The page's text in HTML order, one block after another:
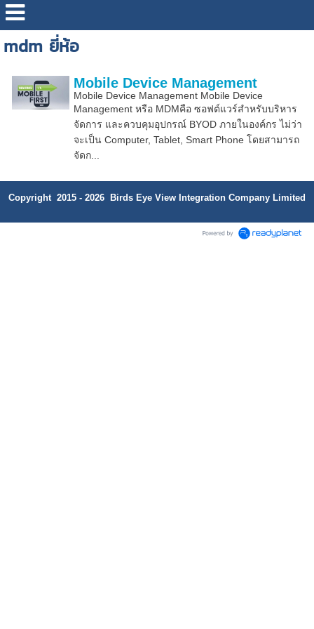
mdm ยี่ห้อ
Mobile Device Management
Mobile Device Management Mobile Device
Management หรือ MDMคือ ซอฟต์แวร์สำหรับบริหาร
จัดการ และควบคุมอุปกรณ์ BYOD ภายในองค์กร ไม่ว่า
จะเป็น Computer, Tablet, Smart Phone โดยสามารถ
จัดก...
Copyright 2015 - 2026 Birds Eye View Integration Company Limited